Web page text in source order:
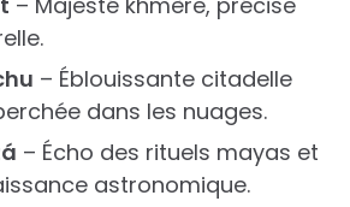
– Éblouissante citadelle
dans les nuages.
– Écho des rituels mayas et
astronomique.